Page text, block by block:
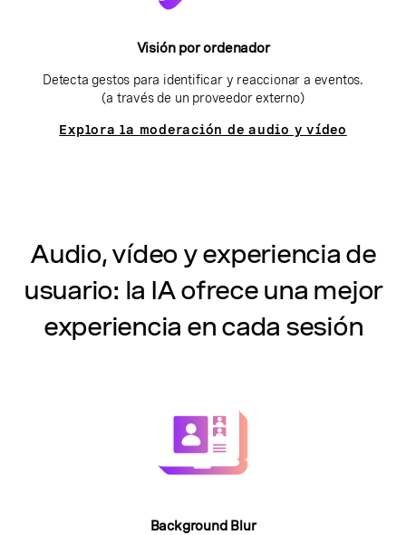
Visión por ordenador
Detecta gestos para identificar y reaccionar a eventos.
(a través de un proveedor externo)
Explora la moderación de audio y vídeo
Audio, vídeo y experiencia de
usuario: la IA ofrece una mejor
experiencia en cada sesión
Background Blur